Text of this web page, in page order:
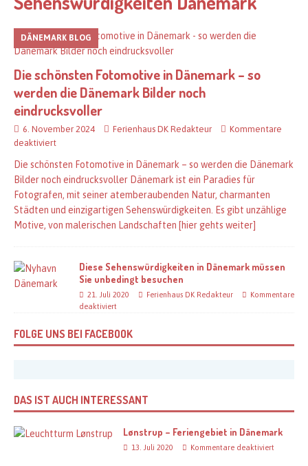
DÄNEMARK BLOG
Die schönsten Fotomotive in Dänemark – so
werden die Dänemark Bilder noch
eindrucksvoller
6. November 2024 Ferienhaus DK Redakteur
Kommentare
deaktiviert
Die schönsten Fotomotive in Dänemark – so werden die Dänemark
Bilder noch eindrucksvoller Dänemark ist ein Paradies für
Fotografen, mit seiner atemberaubenden Natur, charmanten
Städten und einzigartigen Sehenswürdigkeiten. Es gibt unzählige
Motive, von malerischen Landschaften [hier gehts weiter]
Diese Sehenswürdigkeiten in Dänemark müssen
Sie unbedingt besuchen
21. Juli 2020 Ferienhaus DK Redakteur
Kommentare
deaktiviert
FOLGE UNS BEI FACEBOOK
DAS IST AUCH INTERESSANT
Lønstrup – Feriengebiet in Dänemark
13. Juli 2020 Kommentare deaktiviert